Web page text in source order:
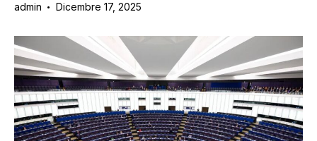
admin Dicembre 17, 2025